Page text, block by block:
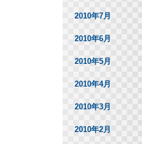
2010年7月
2010年6月
2010年5月
2010年4月
2010年3月
2010年2月